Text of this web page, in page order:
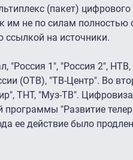
(пакет)
им не по силам
ссылкой на источники.
1", "Россия 2",
(ОТВ), "ТВ-Центр". Во
ТНТ, "Муз-ТВ".
"Развитие
ее действие было